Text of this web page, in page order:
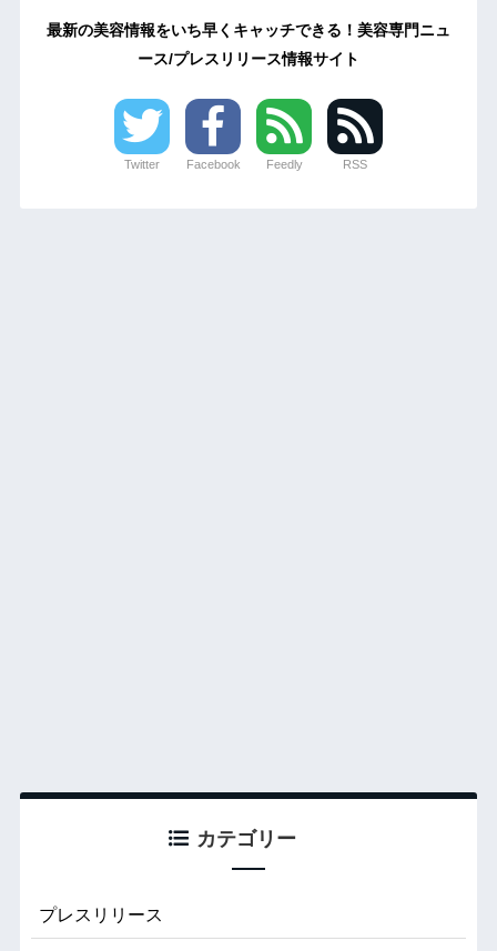
最新の美容情報をいち早くキャッチできる！美容専門ニュ
ース/プレスリリース情報サイト
Twitter Facebook Feedly RSS
カテゴリー
プレスリリース